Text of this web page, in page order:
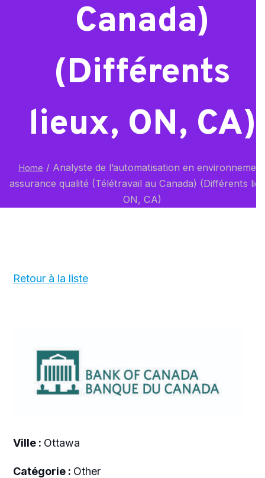
Canada)
(Différents
lieux, ON, CA)
Home / Analyste de l’automatisation en environnement
assurance qualité (Télétravail au Canada) (Différents
ON, CA)
Retour à la liste
Ville : Ottawa
Catégorie : Other